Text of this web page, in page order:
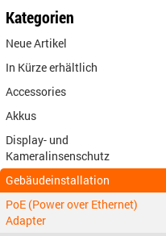
Kategorien
Neue Artikel
In Kürze erhältlich
Accessories
Akkus
Display- und
Kameralinsenschutz
Gebäudeinstallation
PoE (Power over Ethernet)
Adapter